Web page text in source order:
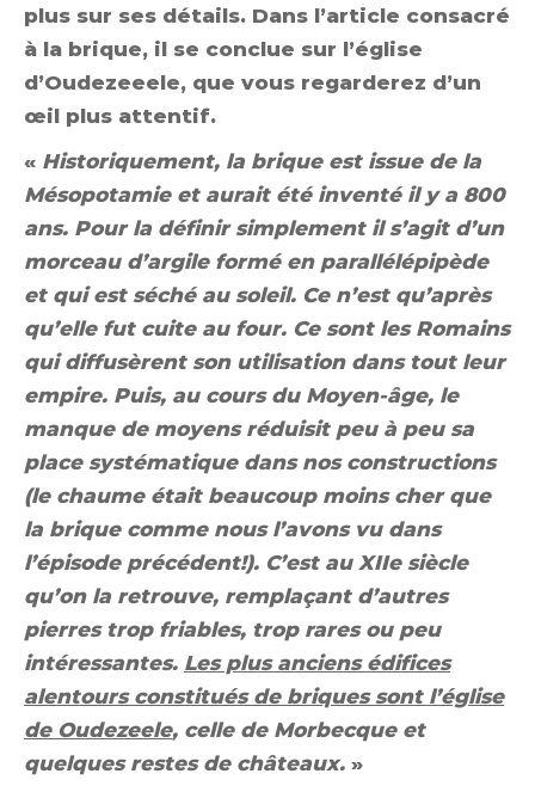
plus sur ses détails. Dans l’article consacré
à la brique, il se conclue sur l’église
d’Oudezeeele, que vous regarderez d’un
œil plus attentif.
« Historiquement, la brique est issue de la
Mésopotamie et aurait été inventé il y a 800
ans. Pour la définir simplement il s’agit d’un
morceau d’argile formé en parallélépipède
et qui est séché au soleil. Ce n’est qu’après
qu’elle fut cuite au four. Ce sont les Romains
qui diffusèrent son utilisation dans tout leur
empire. Puis, au cours du Moyen-âge, le
manque de moyens réduisit peu à peu sa
place systématique dans nos constructions
(le chaume était beaucoup moins cher que
la brique comme nous l’avons vu dans
l’épisode précédent!). C’est au XIIe siècle
qu’on la retrouve, remplaçant d’autres
pierres trop friables, trop rares ou peu
intéressantes. Les plus anciens édifices
alentours constitués de briques sont l’église
de Oudezeele, celle de Morbecque et
quelques restes de châteaux. »